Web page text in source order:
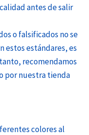
antes de salir
o falsificados no se
estos estándares, es
recomendamos
por nuestra tienda
colores al